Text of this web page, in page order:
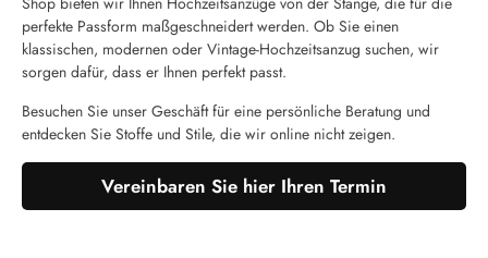
perfekte Passform maßgeschneidert werden. Ob Sie einen
klassischen, modernen oder Vintage-Hochzeitsanzug suchen, wir
sorgen dafür, dass er Ihnen perfekt passt.
Besuchen Sie unser Geschäft für eine persönliche Beratung und
entdecken Sie Stoffe und Stile, die wir online nicht zeigen.
Vereinbaren Sie hier Ihren Termin